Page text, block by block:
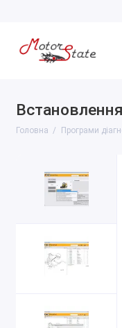
Головна Програми